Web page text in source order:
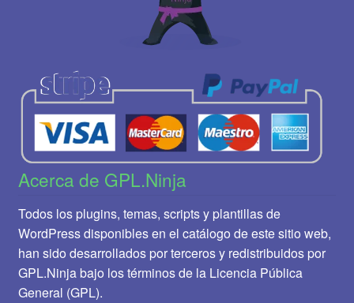
Acerca de GPL.Ninja
Todos los plugins, temas, scripts y plantillas de
WordPress disponibles en el catálogo de este sitio web,
han sido desarrollados por terceros y redistribuidos por
GPL.Ninja bajo los términos de la Licencia Pública
General (GPL).